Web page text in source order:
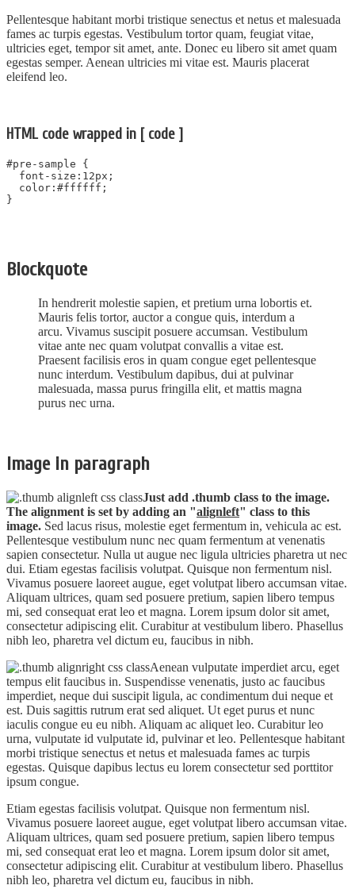
Pellentesque habitant morbi tristique senectus et netus et malesuada
fames ac turpis egestas. Vestibulum tortor quam, feugiat vitae,
ultricies eget, tempor sit amet, ante. Donec eu libero sit amet quam
egestas semper. Aenean ultricies mi vitae est. Mauris placerat
eleifend leo.
HTML code wrapped in [ code ]
#pre-sample {
font-size:12px;
color:#ffffff;
}
Blockquote
In hendrerit molestie sapien, et pretium urna lobortis et.
Mauris felis tortor, auctor a congue quis, interdum a
arcu. Vivamus suscipit posuere accumsan. Vestibulum
vitae ante nec quam volutpat convallis a vitae est.
Praesent facilisis eros in quam congue eget pellentesque
nunc interdum. Vestibulum dapibus, dui at pulvinar
malesuada, massa purus fringilla elit, et mattis magna
purus nec urna.
Image in paragraph
Just add .thumb class to the image.
The alignment is set by adding an "alignleft" class to this
image. Sed lacus risus, molestie eget fermentum in, vehicula ac est.
Pellentesque vestibulum nunc nec quam fermentum at venenatis
sapien consectetur. Nulla ut augue nec ligula ultricies pharetra ut nec
dui. Etiam egestas facilisis volutpat. Quisque non fermentum nisl.
Vivamus posuere laoreet augue, eget volutpat libero accumsan vitae.
Aliquam ultrices, quam sed posuere pretium, sapien libero tempus
mi, sed consequat erat leo et magna. Lorem ipsum dolor sit amet,
consectetur adipiscing elit. Curabitur at vestibulum libero. Phasellus
nibh leo, pharetra vel dictum eu, faucibus in nibh.
Aenean vulputate imperdiet arcu, eget
tempus elit faucibus in. Suspendisse venenatis, justo ac faucibus
imperdiet, neque dui suscipit ligula, ac condimentum dui neque et
est. Duis sagittis rutrum erat sed aliquet. Ut eget purus et nunc
iaculis congue eu eu nibh. Aliquam ac aliquet leo. Curabitur leo
urna, vulputate id vulputate id, pulvinar et leo. Pellentesque habitant
morbi tristique senectus et netus et malesuada fames ac turpis
egestas. Quisque dapibus lectus eu lorem consectetur sed porttitor
ipsum congue.
Etiam egestas facilisis volutpat. Quisque non fermentum nisl.
Vivamus posuere laoreet augue, eget volutpat libero accumsan vitae.
Aliquam ultrices, quam sed posuere pretium, sapien libero tempus
mi, sed consequat erat leo et magna. Lorem ipsum dolor sit amet,
consectetur adipiscing elit. Curabitur at vestibulum libero. Phasellus
nibh leo, pharetra vel dictum eu, faucibus in nibh.